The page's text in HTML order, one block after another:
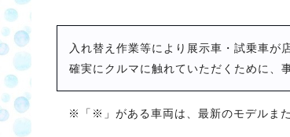
入れ替え作業等により展示車・試乗車が
確実にクルマに触れていただくために、
※「※」がある車両は、最新のモデルま